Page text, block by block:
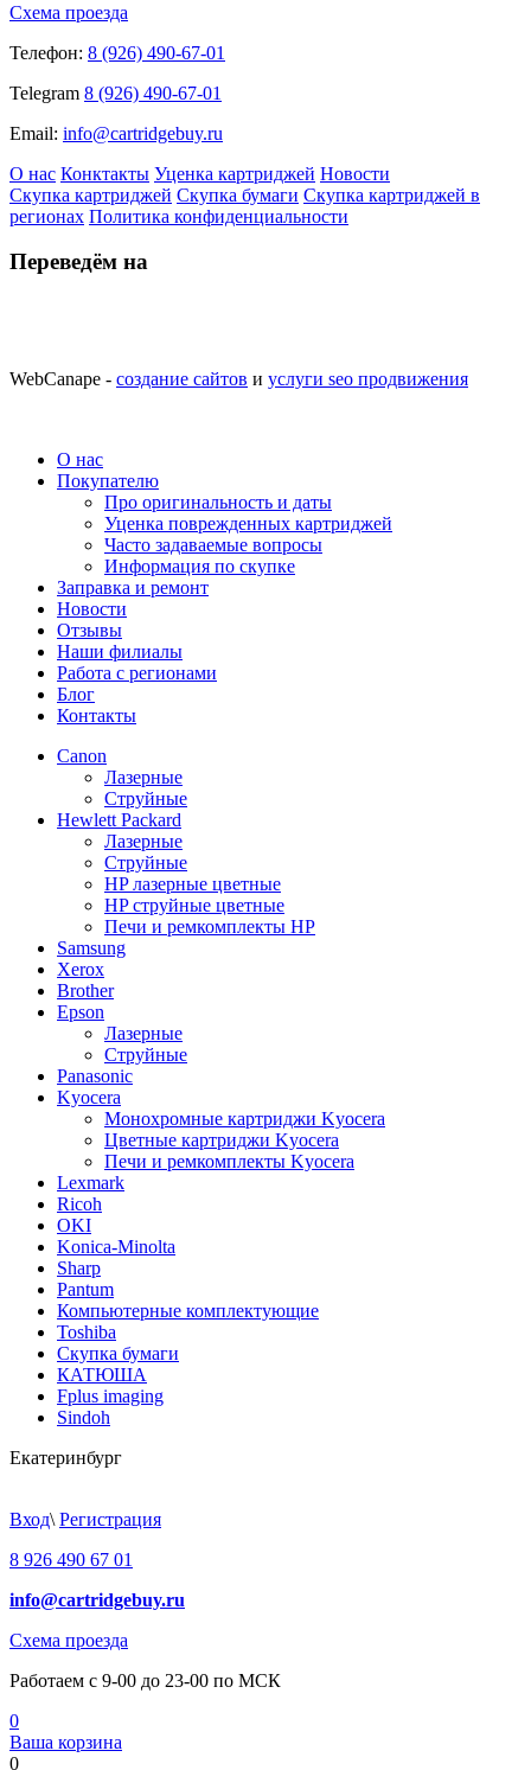
Схема проезда
Телефон: 8 (926) 490-67-01
Telegram 8 (926) 490-67-01
Email: info@cartridgebuy.ru
О нас Конктакты Уценка картриджей Новости
Скупка картриджей Скупка бумаги Скупка картриджей в
регионах Политика конфиденциальности
Переведём на
WebCanape - создание сайтов и услуги seo продвижения
О нас
Покупателю
Про оригинальность и даты
Уценка поврежденных картриджей
Часто задаваемые вопросы
Информация по скупке
Заправка и ремонт
Новости
Отзывы
Наши филиалы
Работа с регионами
Блог
Контакты
Canon
Лазерные
Струйные
Hewlett Packard
Лазерные
Струйные
HP лазерные цветные
HP струйные цветные
Печи и ремкомплекты HP
Samsung
Xerox
Brother
Epson
Лазерные
Струйные
Panasonic
Kyocera
Монохромные картриджи Kyocera
Цветные картриджи Kyocera
Печи и ремкомплекты Kyocera
Lexmark
Ricoh
OKI
Konica-Minolta
Sharp
Pantum
Компьютерные комплектующие
Toshiba
Скупка бумаги
КАТЮША
Fplus imaging
Sindoh
Екатеринбург
Вход\ Регистрация
8 926 490 67 01
info@cartridgebuy.ru
Схема проезда
Работаем с 9-00 до 23-00 по МСК
0
Ваша корзина
0